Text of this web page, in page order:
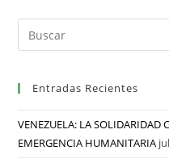
Entradas Recientes
VENEZUELA: LA SOLIDARIDAD
EMERGENCIA HUMANITARIA